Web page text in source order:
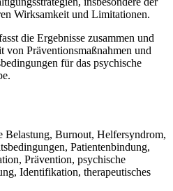
Wirksamkeit und Limitationen.
die Ergebnisse zusammen und
Präventionsmaßnahmen und
für das psychische
Belastung, Burnout, Helfersyndrom,
Patientenbindung,
Prävention, psychische
Identifikation, therapeutisches